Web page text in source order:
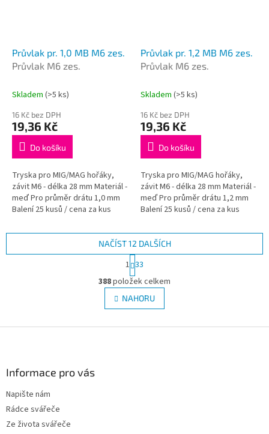
Průvlak pr. 1,0 MB M6 zes.
Průvlak M6 zes.
Skladem (>5 ks)
16 Kč bez DPH
19,36 Kč
Do košíku
Tryska pro MIG/MAG hořáky,
závit M6 - délka 28 mm Materiál -
meď Pro průměr drátu 1,0 mm
Balení 25 kusů / cena za kus
Průvlak pr. 1,2 MB M6 zes.
Průvlak M6 zes.
Skladem (>5 ks)
16 Kč bez DPH
19,36 Kč
Do košíku
Tryska pro MIG/MAG hořáky,
závit M6 - délka 28 mm Materiál -
meď Pro průměr drátu 1,2 mm
Balení 25 kusů / cena za kus
O
v
l
á
NAČÍST 12 DALŠÍCH
S
t
r
á
n
k
v
1 33
388položek celkem
NAHORU
Informace pro vás
Napište nám
Rádce svářeče
Ze života svářeče